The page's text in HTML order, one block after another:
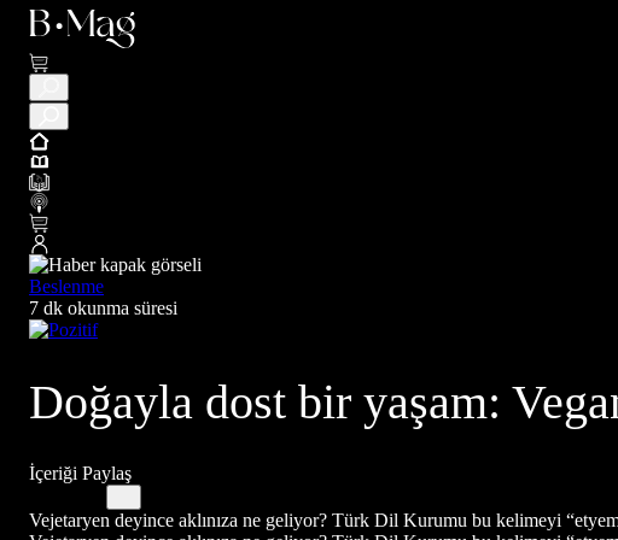
Beslenme
7 dk okunma süresi
Doğayla dost bir yaşam:
İçeriği Paylaş
Vejetaryen deyince aklınıza ne geliyor? Türk Dil Kurumu bu kelimeyi